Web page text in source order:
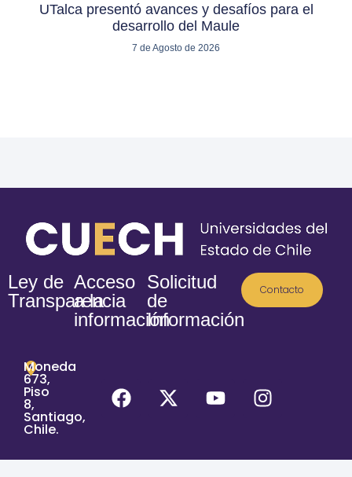
UTalca presentó avances y desafíos para el
desarrollo del Maule
7 de Agosto de 2026
Ley de
Transparencia
Acceso
a la
información
Solicitud
de
Información
Contacto
Moneda
673,
Piso
8,
Santiago,
Chile.